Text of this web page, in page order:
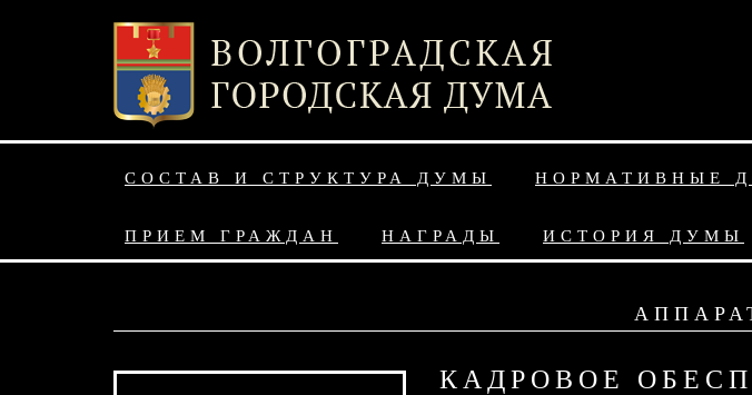
СОСТАВ И СТРУКТУРА ДУМЫ НОРМАТИВНЫЕ
ПРИЕМ ГРАЖДАН НАГРАДЫ ИСТОРИЯ ДУМЫ
КАДРОВОЕ